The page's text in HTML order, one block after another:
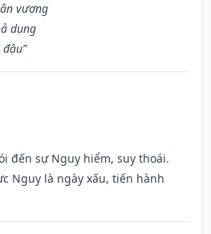
vương
dụng
đến sự Nguy hiểm, suy thoái.
Nguy là ngày xấu, tiến hành